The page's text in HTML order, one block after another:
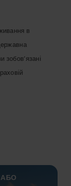
в
зобов’язані
АБО